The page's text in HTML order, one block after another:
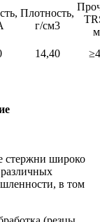
Плотность,
г/см3
14,40
стержни широко
в том